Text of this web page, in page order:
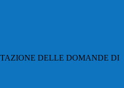
DELLE DOMANDE DI